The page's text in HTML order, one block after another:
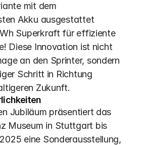
mit dem
Akku ausgestattet
Superkraft für effiziente
Diese Innovation ist nicht
an den Sprinter, sondern
Schritt in Richtung
Zukunft.
Jubiläum präsentiert das
Museum in Stuttgart bis
eine Sonderausstellung,